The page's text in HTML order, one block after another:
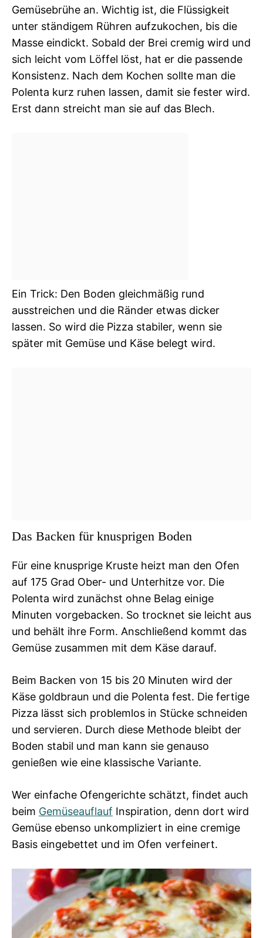
Gemüsebrühe an. Wichtig ist, die Flüssigkeit
unter ständigem Rühren aufzukochen, bis die
Masse eindickt. Sobald der Brei cremig wird und
sich leicht vom Löffel löst, hat er die passende
Konsistenz. Nach dem Kochen sollte man die
Polenta kurz ruhen lassen, damit sie fester wird.
Erst dann streicht man sie auf das Blech.
Ein Trick: Den Boden gleichmäßig rund
ausstreichen und die Ränder etwas dicker
lassen. So wird die Pizza stabiler, wenn sie
später mit Gemüse und Käse belegt wird.
Das Backen für knusprigen Boden
Für eine knusprige Kruste heizt man den Ofen
auf 175 Grad Ober- und Unterhitze vor. Die
Polenta wird zunächst ohne Belag einige
Minuten vorgebacken. So trocknet sie leicht aus
und behält ihre Form. Anschließend kommt das
Gemüse zusammen mit dem Käse darauf.
Beim Backen von 15 bis 20 Minuten wird der
Käse goldbraun und die Polenta fest. Die fertige
Pizza lässt sich problemlos in Stücke schneiden
und servieren. Durch diese Methode bleibt der
Boden stabil und man kann sie genauso
genießen wie eine klassische Variante.
Wer einfache Ofengerichte schätzt, findet auch
beim Gemüseauflauf Inspiration, denn dort wird
Gemüse ebenso unkompliziert in eine cremige
Basis eingebettet und im Ofen verfeinert.